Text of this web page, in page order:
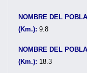
NOMBRE DEL
(Km.): 9.8
NOMBRE DEL
(Km.): 18.3